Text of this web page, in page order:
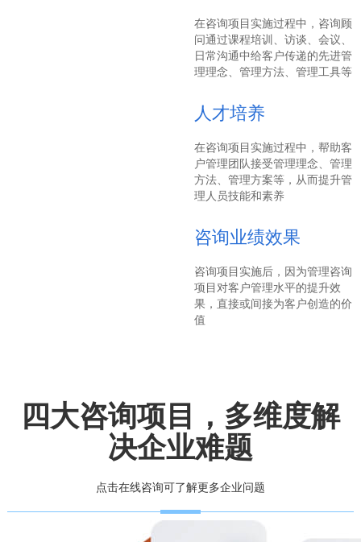
在咨询项目实施过程中，咨询顾
问通过课程培训、访谈、会议、
日常沟通中给客户传递的先进管
理理念、管理方法、管理工具等
人才培养
在咨询项目实施过程中，帮助客
户管理团队接受管理理念、管理
方法、管理方案等，从而提升管
理人员技能和素养
咨询业绩效果
咨询项目实施后，因为管理咨询
项目对客户管理水平的提升效
果，直接或间接为客户创造的价
值
四大咨询项目，多维度解
决企业难题
点击在线咨询可了解更多企业问题